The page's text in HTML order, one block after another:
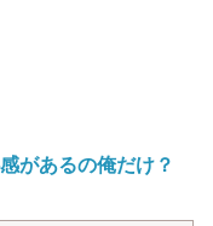
があるの俺だけ？